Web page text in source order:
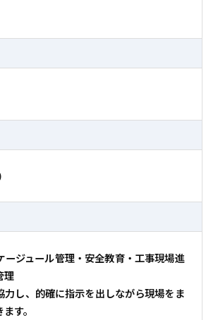
ージュール管理・安全教育・工事現場進
理
力し、的確に指示を出しながら現場をま
す。